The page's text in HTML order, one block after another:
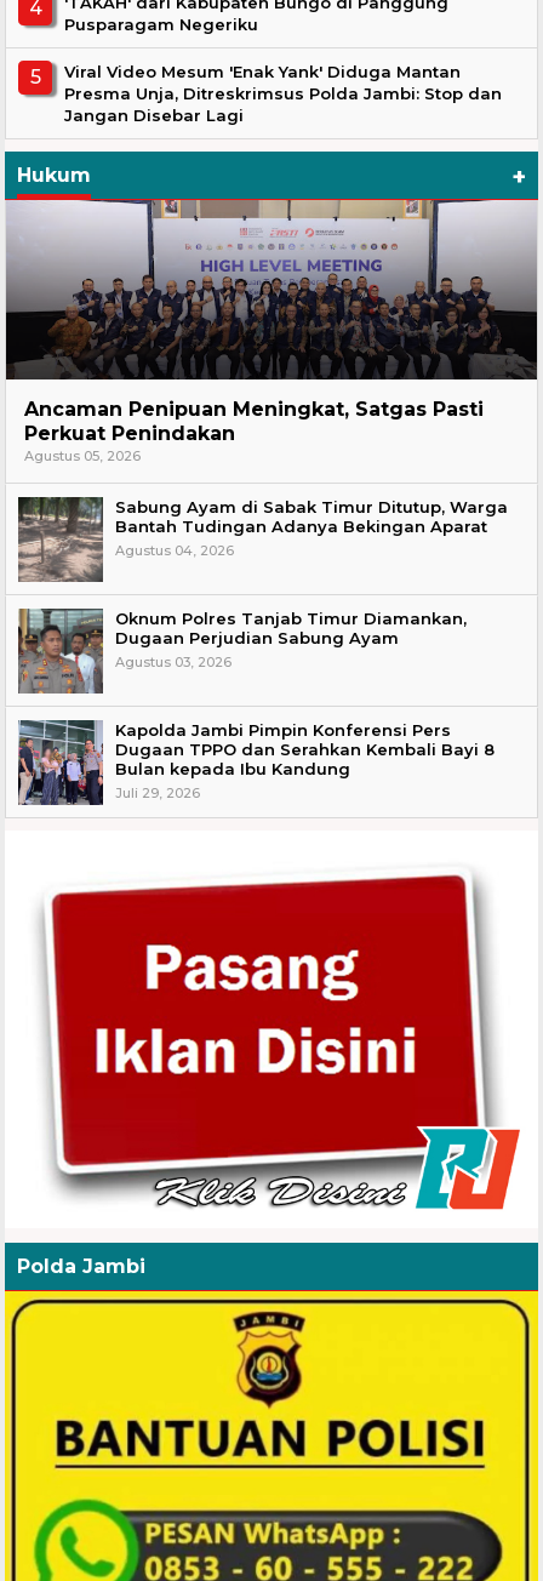
Pusparagam Negeriku
Viral Video Mesum 'Enak Yank' Diduga Mantan
Presma Unja, Ditreskrimsus Polda Jambi: Stop dan
Jangan Disebar Lagi
Hukum +
Ancaman Penipuan Meningkat, Satgas Pasti
Perkuat Penindakan
Agustus 05, 2026
Sabung Ayam di Sabak Timur Ditutup, Warga
Bantah Tudingan Adanya Bekingan Aparat
Agustus 04, 2026
Oknum Polres Tanjab Timur Diamankan,
Dugaan Perjudian Sabung Ayam
Agustus 03, 2026
Kapolda Jambi Pimpin Konferensi Pers
Dugaan TPPO dan Serahkan Kembali Bayi 8
Bulan kepada Ibu Kandung
Juli 29, 2026
Polda Jambi